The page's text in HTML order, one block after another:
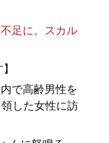
足に。スカル
で高齢男性を
した女性に訪